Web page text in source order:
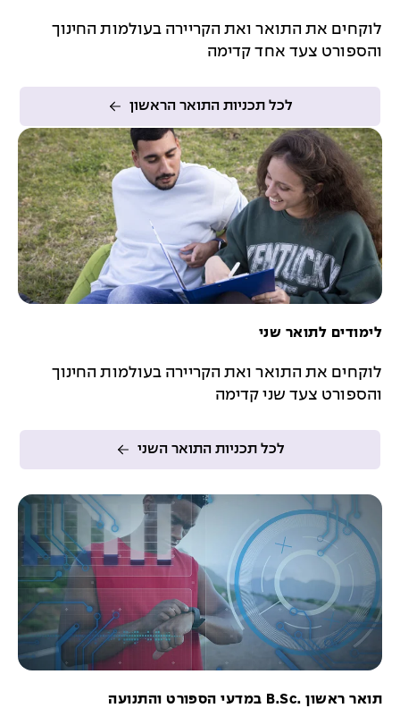
לוקחים את התואר ואת הקריירה בעולמות החינוך
והספורט צעד אחד קדימה
לכל תכניות התואר הראשון
לימודים לתואר שני
לוקחים את התואר ואת הקריירה בעולמות החינוך
והספורט צעד שני קדימה
לכל תכניות התואר השני
תואר ראשון .B.Sc במדעי הספורט והתנועה